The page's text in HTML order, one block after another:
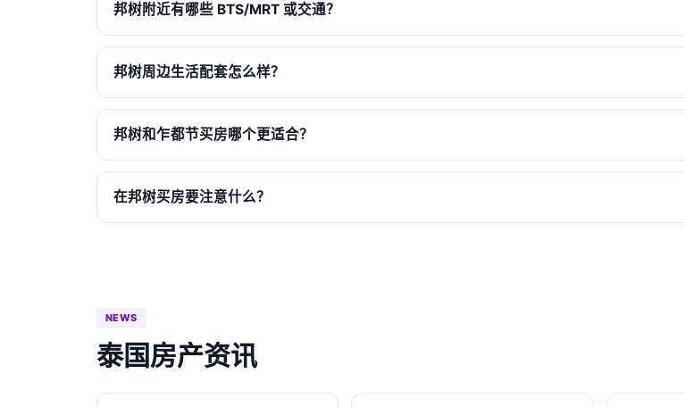
邦树附近有哪些 BTS/MRT 或交通？
邦树周边生活配套怎么样？
邦树和乍都节买房哪个更适合？
在邦树买房要注意什么？
NEWS
泰国房产资讯